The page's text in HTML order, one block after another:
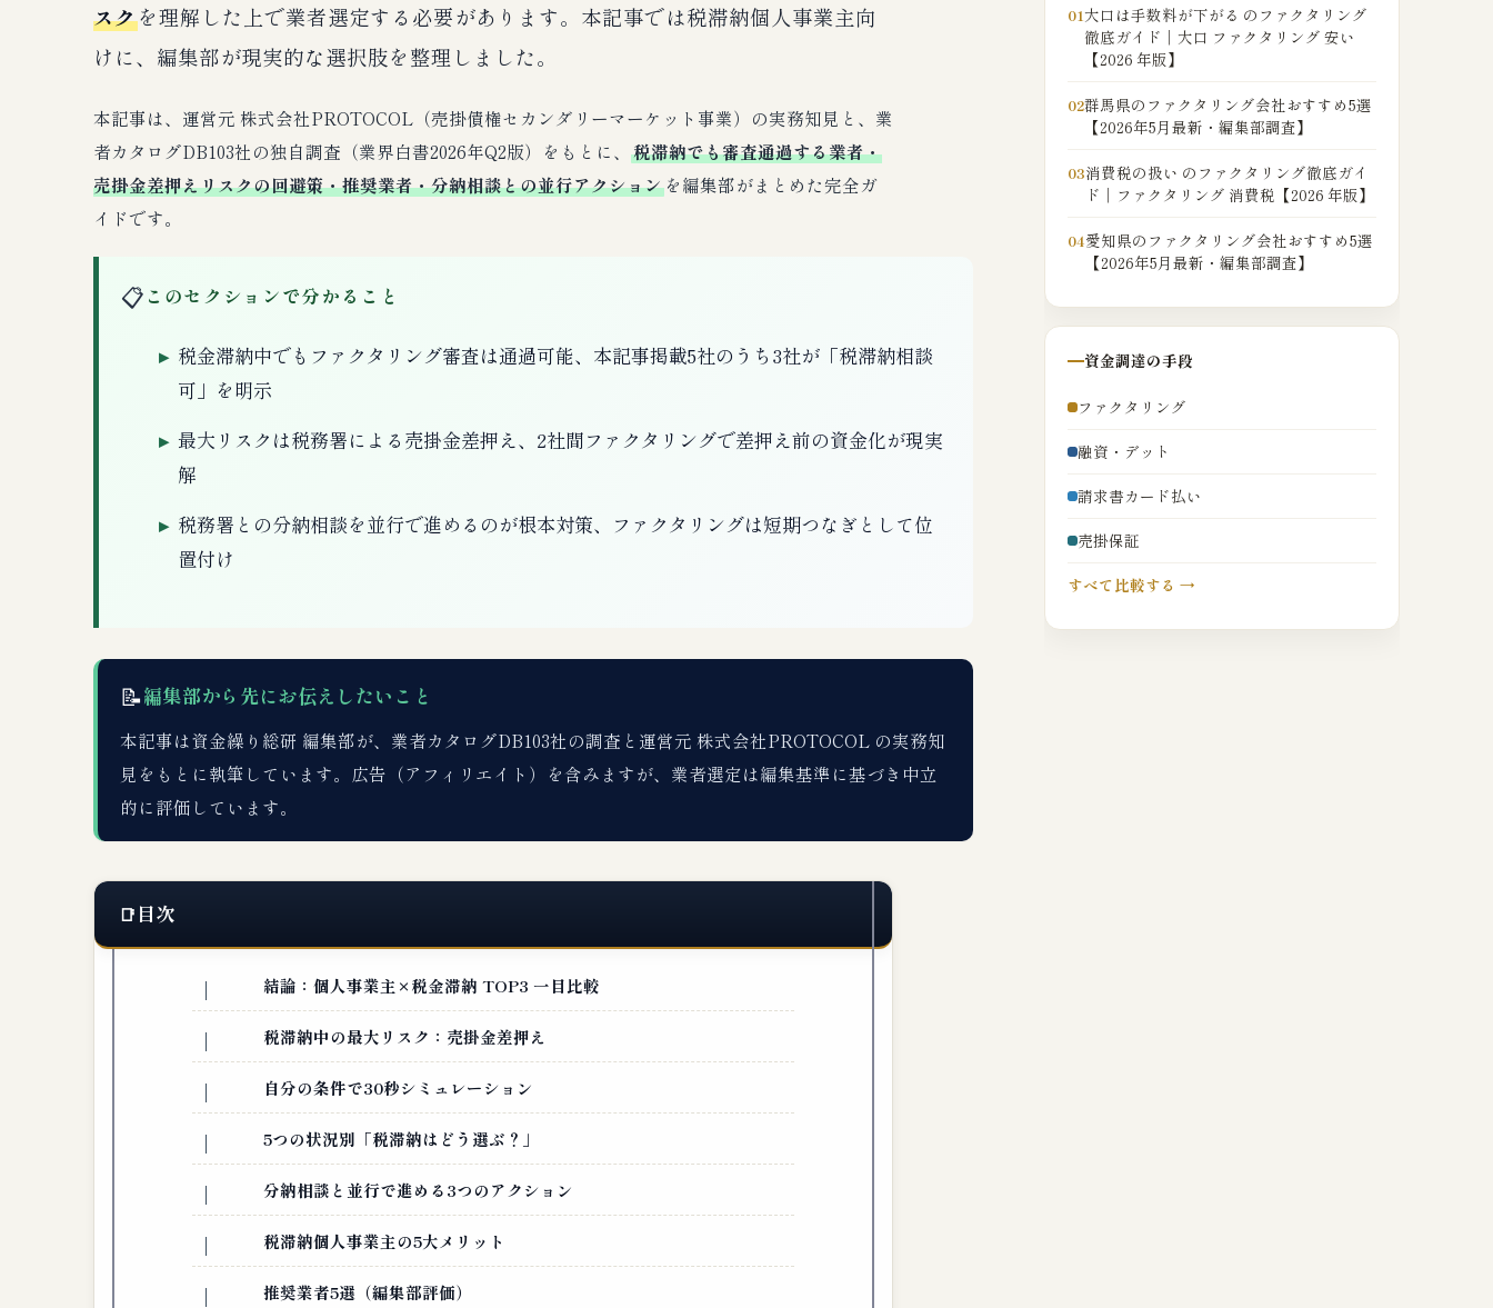
スクを理解した上で業者選定する必要があります。本記事では税滞納個人事業主向
けに、編集部が現実的な選択肢を整理しました。
本記事は、運営元 株式会社PROTOCOL（売掛債権セカンダリーマーケット事業）の実務知見と、業
者カタログDB103社の独自調査（業界白書2026年Q2版）をもとに、
税滞納でも審査通過する業者・
売掛金差押えリスクの回避策・推奨業者・分納相談との並行アクション を編集部がまとめた完全ガ
イドです。
📋 このセクションで分かること
税金滞納中でもファクタリング審査は通過可能、本記事掲載5社のうち3社が「税滞納相談
可」を明示
最大リスクは税務署による売掛金差押え、2社間ファクタリングで差押え前の資金化が現実
解
税務署との分納相談を並行で進めるのが根本対策、ファクタリングは短期つなぎとして位
置付け
📝編集部から先にお伝えしたいこと
本記事は資金繰り総研 編集部が、業者カタログDB103社の調査と運営元 株式会社PROTOCOL の実務知
見をもとに執筆しています。広告（アフィリエイト）を含みますが、業者選定は編集基準に基づき中立
的に評価しています。
目次
結論：個人事業主×税金滞納 TOP3 一目比較
税滞納中の最大リスク：売掛金差押え
自分の条件で30秒シミュレーション
5つの状況別「税滞納はどう選ぶ？」
分納相談と並行で進める3つのアクション
税滞納個人事業主の5大メリット
推奨業者5選（編集部評価）
01大口は手数料が下がる のファクタリング
徹底ガイド｜大口 ファクタリング 安い
【2026 年版】
02群馬県のファクタリング会社おすすめ5選
【2026年5月最新・編集部調査】
03消費税の扱い のファクタリング徹底ガイ
ド｜ファクタリング 消費税【2026 年版】
04愛知県のファクタリング会社おすすめ5選
【2026年5月最新・編集部調査】
資金調達の手段
ファクタリング
融資・デット
請求書カード払い
売掛保証
すべて比較する →